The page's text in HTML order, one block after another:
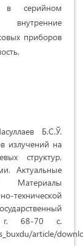
в серийном
приборов
Б.С.Ў.
излучений на
структур,
Актуальные
Материалы
г. 68-70 с.
article/